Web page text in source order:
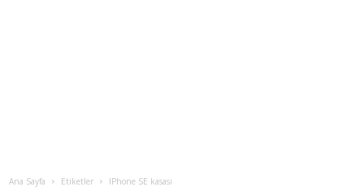
Ana Sayfa Etiketler IPhone SE kasası